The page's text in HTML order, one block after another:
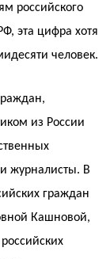
российского
эта цифра хотя
человек.
из России
и журналисты. В
граждан
Кашновой,